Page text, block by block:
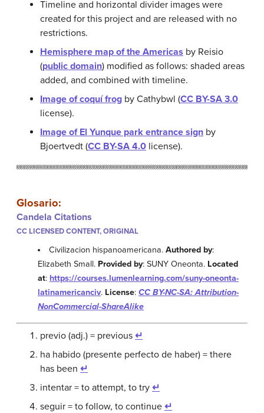
Timeline and horizontal divider images were
created for this project and are released with no
restrictions.
Hemisphere map of the Americas by Reisio
(public domain) modified as follows: shaded areas
added, and combined with timeline.
Image of coquí frog by Cathybwl (CC BY-SA 3.0
license).
Image of El Yunque park entrance sign by
Bjoertvedt (CC BY-SA 4.0 license).
Glosario:
Candela Citations
CC LICENSED CONTENT, ORIGINAL
Civilizacion hispanoamericana.Authored by:
Elizabeth Small. Provided by: SUNY Oneonta. Located
at: https://courses.lumenlearning.com/suny-oneonta-
latinamericanciv. License: CC BY-NC-SA: Attribution-
NonCommercial-ShareAlike
previo (adj.) = previous ↵
ha habido (presente perfecto de haber) = there
has been ↵
intentar = to attempt, to try ↵
seguir = to follow, to continue ↵